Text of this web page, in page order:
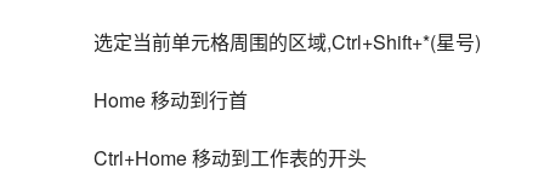
选定当前单元格周围的区域,Ctrl+Shift+*(星号)
Home 移动到行首
Ctrl+Home 移动到工作表的开头